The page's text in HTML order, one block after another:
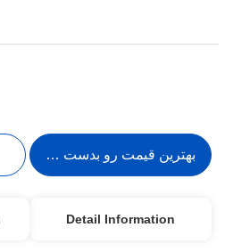
بهترین قیمت رو بدست بیار
Detail Information